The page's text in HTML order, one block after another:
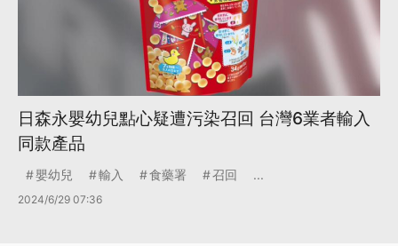
日森永嬰幼兒點心疑遭污染召回 台灣6業者輸入
同款產品
嬰幼兒 輸入 食藥署 召回 ...
2024/6/29 07:36